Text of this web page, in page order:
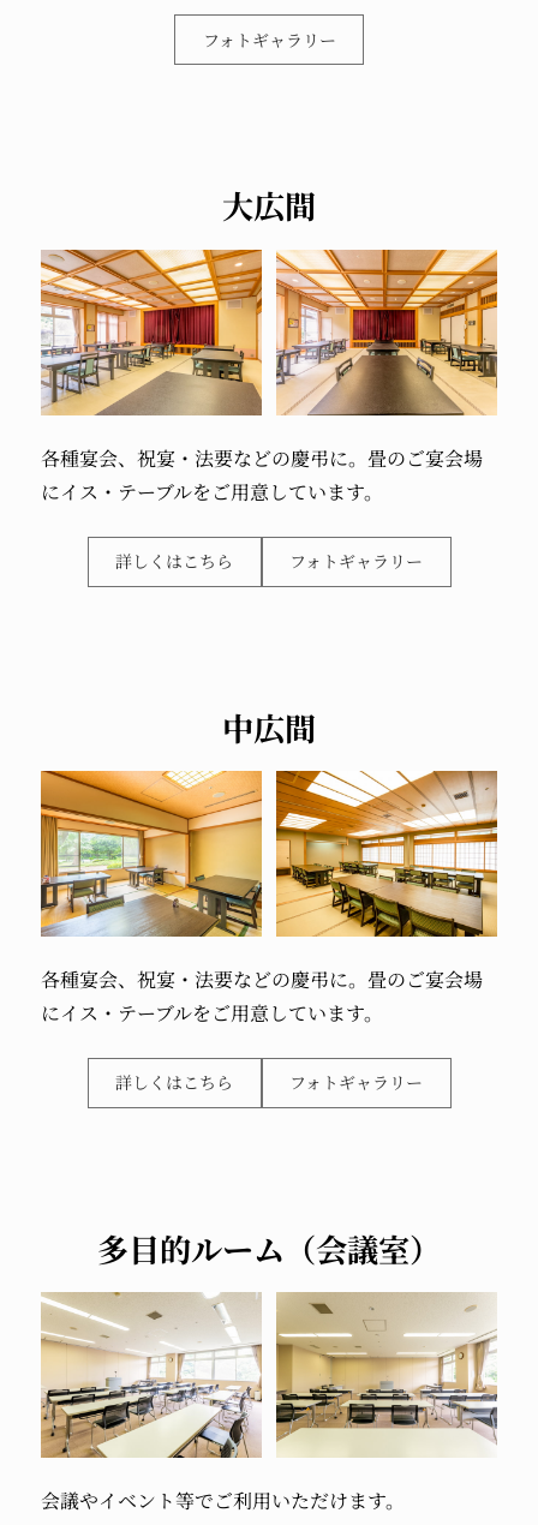
フォトギャラリー
大広間
各種宴会、祝宴・法要などの慶弔に。 畳のご宴会場
にイス・テーブルをご用意しています。
詳しくはこちら フォトギャラリー
中広間
各種宴会、祝宴・法要などの慶弔に。 畳のご宴会場
にイス・テーブルをご用意しています。
詳しくはこちら フォトギャラリー
多目的ルーム（会議室）
会議やイベント等でご利用いただけます。